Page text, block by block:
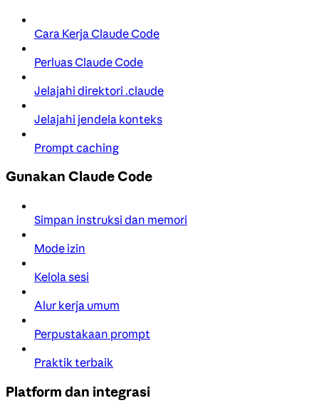
Cara Kerja Claude Code
Perluas Claude Code
Jelajahi direktori .claude
Jelajahi jendela konteks
Prompt caching
Gunakan Claude Code
Simpan instruksi dan memori
Mode izin
Kelola sesi
Alur kerja umum
Perpustakaan prompt
Praktik terbaik
Platform dan integrasi